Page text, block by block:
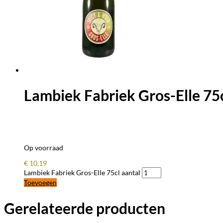
Lambiek Fabriek Gros-Elle
Op voorraad
€ 10,19
Lambiek Fabriek Gros-Elle 75cl aantal
Toevoegen
Gerelateerde producten